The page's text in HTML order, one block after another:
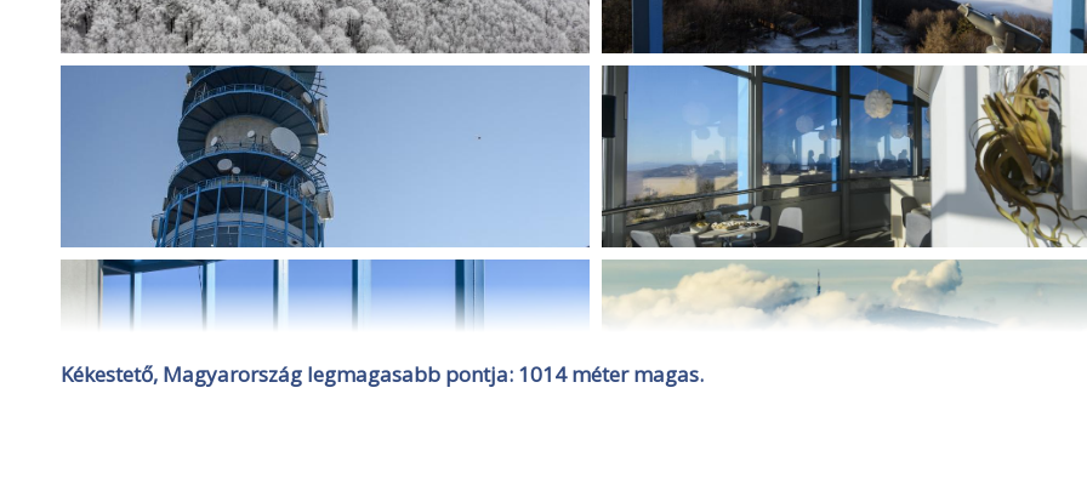
Kékestető, Magyarország legmagasabb pontja: 1014 méter magas.